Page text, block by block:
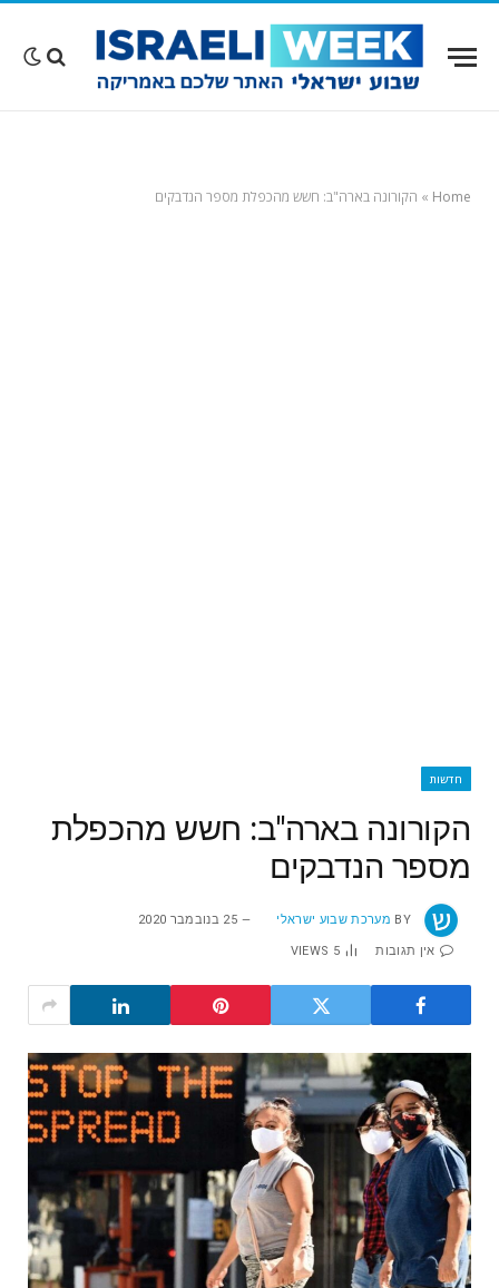
Home
» הקורונה בארה"ב: חשש מהכפלת מספר הנדבקים
חדשות
הקורונה בארה"ב: חשש מהכפלת
מספר הנדבקים
BY מערכת שבוע ישראלי 25 בנובמבר 2020
אין תגובות 5
VIEWS